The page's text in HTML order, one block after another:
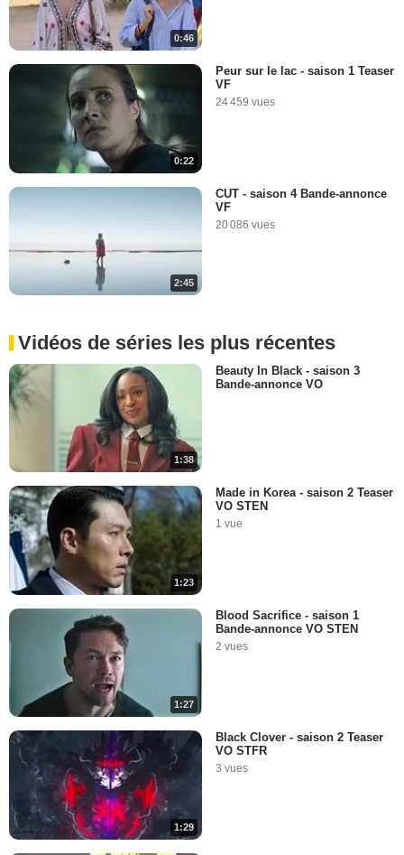
0:46
0:22
Peur sur le lac - saison 1 Teaser
VF
24 459 vues
2:45
CUT - saison 4 Bande-annonce
VF
20 086 vues
Vidéos de séries les plus récentes
1:38
Beauty In Black - saison 3
Bande-annonce VO
1:23
Made in Korea - saison 2 Teaser
VO STEN
1 vue
1:27
Blood Sacrifice - saison 1
Bande-annonce VO STEN
2 vues
1:29
Black Clover - saison 2 Teaser
VO STFR
3 vues